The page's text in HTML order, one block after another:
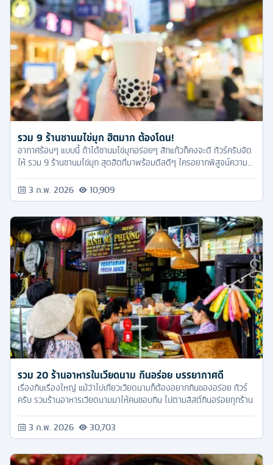
รวม 9 ร้านชานมไข่มุก ฮิตมาก ต้องโดน!
อากาศร้อนๆ แบบนี้ ถ้าได้ชานมไข่มุกอร่อยๆ สักแก้วก็คงจะดี ทัวร์ครับจัด
ให้ รวม 9 ร้านชานมไข่มุก สุดฮิตที่มาพร้อมดีลดีๆ ใครอยากพิสูจน์ความ
อร่อยก็ตามไปลองกิน ฟินกันได้เลย
3 ก.พ. 2026 10,909
รวม 20 ร้านอาหารในเวียดนาม กินอร่อย บรรยากาศดี
เรื่องกินเรื่องใหญ่ แม้ว่าไปเที่ยวเวียดนามก็ต้องอยากกินของอร่อย ทัวร์
ครับ รวมร้านอาหารเวียดนามมาให้คนชอบกิน ไปตามลิสต์กินอร่อยทุกร้าน
3 ก.พ. 2026 30,703